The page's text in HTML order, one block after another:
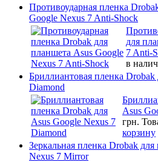
Противоударная пленка
Google Nexus 7 Anti-Shock
для
7 Anti-
в
Бриллиантовая пленка
Diamond
Asus
грн.
корзину
Зеркальная пленка Drobak
Nexus 7 Mirror